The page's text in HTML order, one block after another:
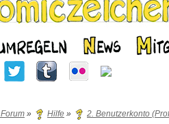
» Hilfe » 2. Benutzerkonto